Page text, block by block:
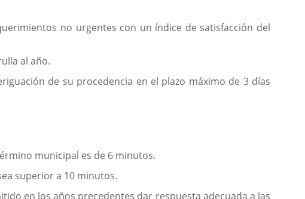
no urgentes con un índice de satisfacción del
al año.
de su procedencia en el plazo máximo de 3 días
municipal es de 6 minutos.
superior a 10 minutos.
en los años precedentes dar respuesta adecuada a las